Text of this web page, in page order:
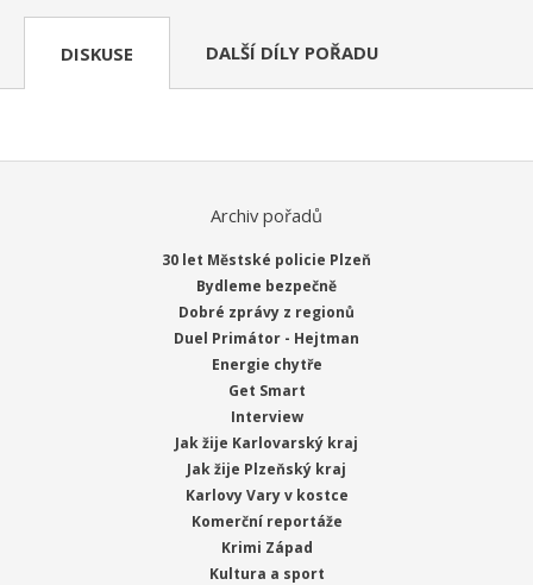
DISKUSE DALŠÍ DÍLY POŘADU
Archiv pořadů
30 let Městské policie Plzeň
Bydleme bezpečně
Dobré zprávy z regionů
Duel Primátor - Hejtman
Energie chytře
Get Smart
Interview
Jak žije Karlovarský kraj
Jak žije Plzeňský kraj
Karlovy Vary v kostce
Komerční reportáže
Krimi Západ
Kultura a sport